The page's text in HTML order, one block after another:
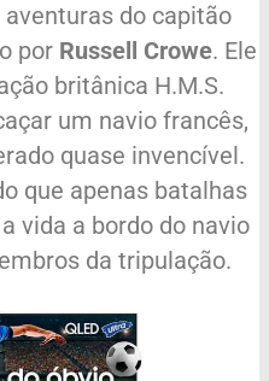
do capitão
por Russell Crowe. Ele
britânica H.M.S.
um navio francês,
quase invencível.
que apenas batalhas
vida a bordo do navio
da tripulação.